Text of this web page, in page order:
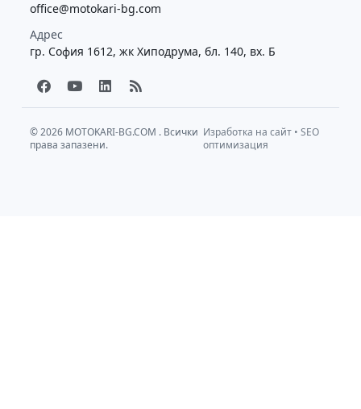
office@motokari-bg.com
Адрес
гр. София 1612, жк Хиподрума, бл. 140, вх. Б
F
a
c
b
o
Y
o
u
u
b
L
i
n
e
d
R
s
s
© 2026 MOTOKARI-BG.COM . Всички
права запазени.
Изработка на сайт •SEO
оптимизация